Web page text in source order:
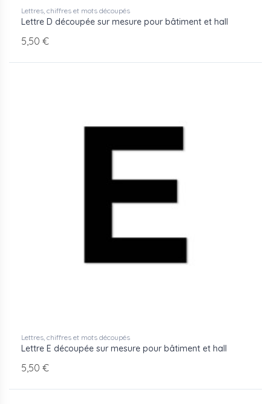
Lettres, chiffres et mots découpés
Lettre D découpée sur mesure pour bâtiment et hall
5,50 €
Lettres, chiffres et mots découpés
Lettre E découpée sur mesure pour bâtiment et hall
5,50 €